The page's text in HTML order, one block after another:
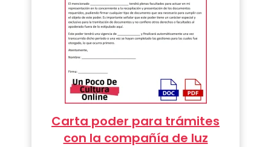
Carta poder para trámites
con la compañía de luz